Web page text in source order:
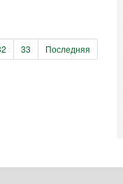
33 Последняя